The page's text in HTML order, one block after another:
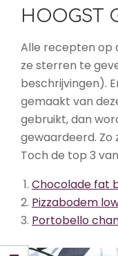
HOOGST
Alle recepten op
ze sterren te
beschrijvingen).
gemaakt van
gebruikt, dan
gewaardeerd. Zo
Toch de top 3 van
Chocolade fat
Pizzabodem
Portobello